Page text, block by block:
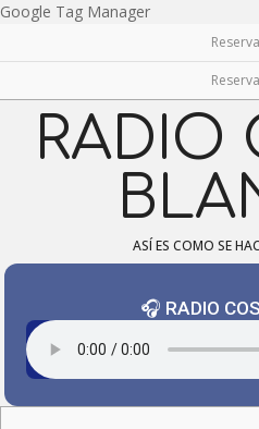
Google Tag ManagerSkip
content
RADIO
ASÍ ES COMO SE
🎧 RADIO